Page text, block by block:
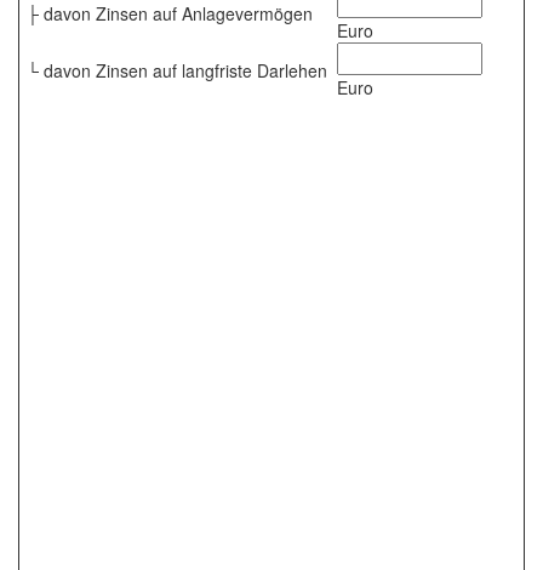
├ davon Zinsen auf Anlagevermögen
Euro
└ davon Zinsen auf langfriste Darlehen
Euro